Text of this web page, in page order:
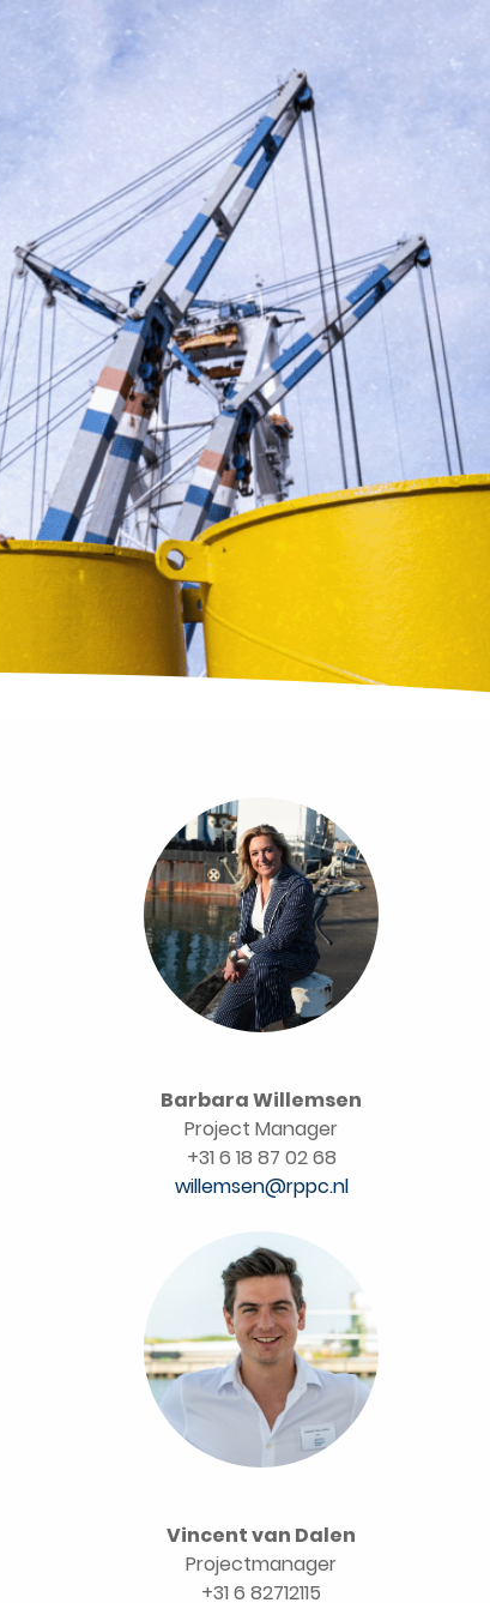
Barbara Willemsen
Project Manager
+31 6 18 87 02 68
willemsen@rppc.nl
Vincent van Dalen
Projectmanager
+31 6 82712115